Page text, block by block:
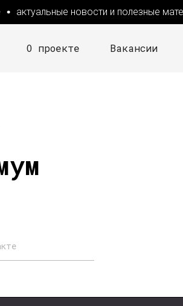
актуальные новости и полезные
О проекте Вакансии